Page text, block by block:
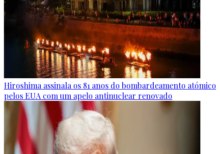
Hiroshima assinala os 81 anos do bombardeamento atómico
pelos EUA com um apelo antinuclear renovado